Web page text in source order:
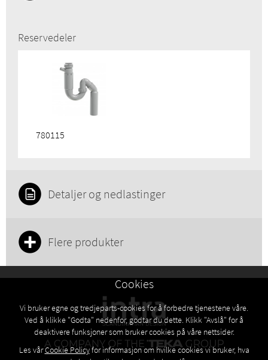
Reservedeler
780115
Detaljer og nedlastinger
Flere produkter
Cookies
Vi bruker egne og tredjeparts-cookies for å forbedre tjenestene våre.
Ved å klikke "Godta" nedenfor, godtar du dette. Klikk "Avslå" for å
deaktivere funksjoner som bruker cookies på våre nettsider.
Les vårCookie Policyfor informasjon om hvilke cookies vi bruker, hva